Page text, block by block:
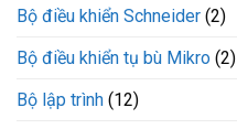
Bộ điều khiển Schneider (2)
Bộ điều khiển tụ bù Mikro (2)
Bộ lập trình (12)